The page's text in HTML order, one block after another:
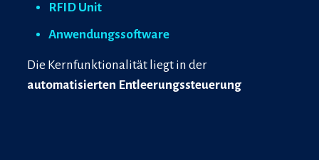
RFID Unit
Anwendungssoftware
Die Kernfunktionalität liegt in der
automatisierten Entleerungssteuerung